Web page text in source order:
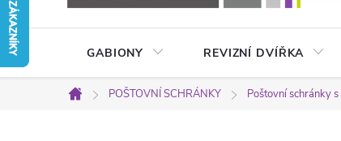
GABIONY REVIZNÍ DVÍŘKA
Domů
POŠTOVNÍ SCHRÁNKY Poštovní schránky